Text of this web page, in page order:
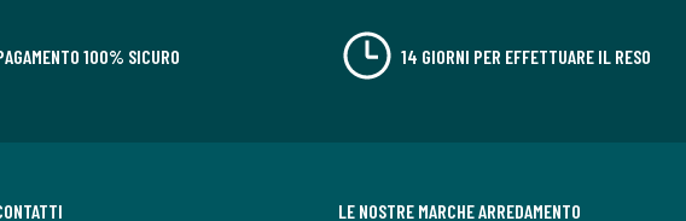
100% SICURO 14 GIORNI PER EFFETTUARE IL RESO
LE NOSTRE MARCHE ARREDAMENTO